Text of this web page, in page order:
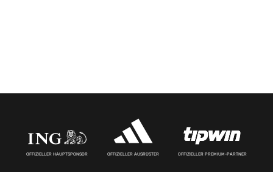
OFFIZIELLER HAUPTSPONSOR OFFIZIELLER AUSRÜSTER OFFIZIELLER PREMIUM-PARTNER